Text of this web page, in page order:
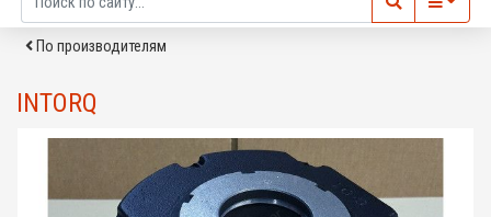
По производителям
INTORQ